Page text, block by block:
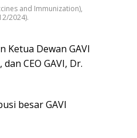
and Immunization),
2024).
Ketua Dewan GAVI
CEO GAVI, Dr.
besar GAVI